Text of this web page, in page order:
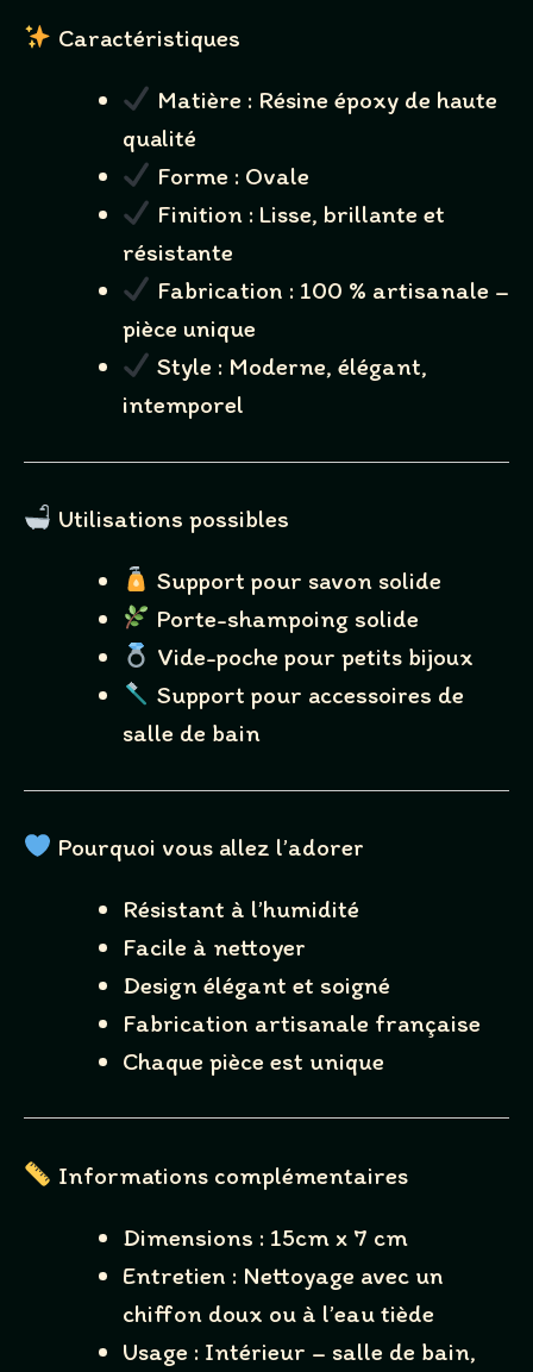
Caractéristiques
Matière : Résine époxy de haute
qualité
Forme : Ovale
Finition : Lisse, brillante et
résistante
Fabrication : 100 % artisanale –
pièce unique
Style : Moderne, élégant,
intemporel
Utilisations possibles
Support pour savon solide
Porte-shampoing solide
Vide-poche pour petits bijoux
Support pour accessoires de
salle de bain
Pourquoi vous allez l’adorer
Résistant à l’humidité
Facile à nettoyer
Design élégant et soigné
Fabrication artisanale française
Chaque pièce est unique
Informations complémentaires
Dimensions : 15cm x 7 cm
Entretien : Nettoyage avec un
chiffon doux ou à l’eau tiède
Usage : Intérieur – salle de bain,
Write a review
SUBMIT REVIEW
Thanks for your review!
We are processing it and it will appear on the store